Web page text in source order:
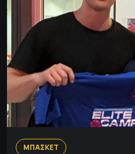
ΜΠΑΣΚΕΤ